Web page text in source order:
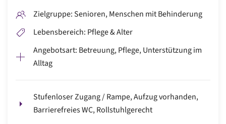
Zielgruppe: Senioren, Menschen mit Behinderung
Lebensbereich: Pflege & Alter
Angebotsart: Betreuung, Pflege, Unterstützung im
Alltag
Stufenloser Zugang / Rampe, Aufzug vorhanden,
Barrierefreies WC, Rollstuhlgerecht